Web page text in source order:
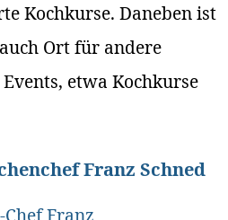
Kochkurse. Daneben ist
Ort für andere
etwa Kochkurse
Franz Schned